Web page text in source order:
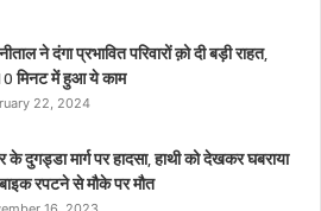
ने दंगा प्रभावित परिवारों क़ो दी बड़ी राहत,
मिनट में हुआ ये काम
22, 2024
के दुगड्डा मार्ग पर हादसा, हाथी को देखकर घबराया
रपटने से मौके पर मौत